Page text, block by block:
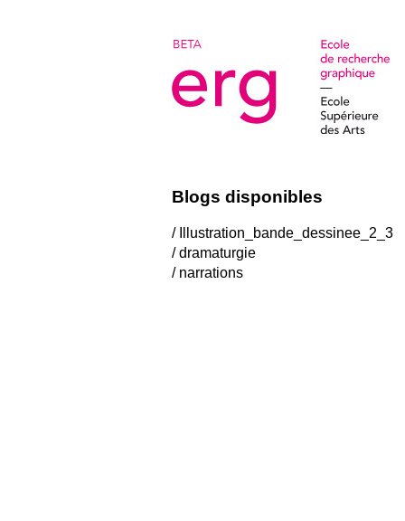
Blogs disponibles
/ Illustration_bande_dessinee_2_3
/ dramaturgie
/ narrations